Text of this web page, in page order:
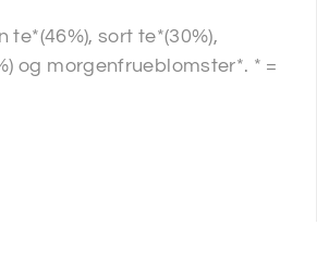
te*(46%), sort te*(30%),
og morgenfrueblomster*. * =